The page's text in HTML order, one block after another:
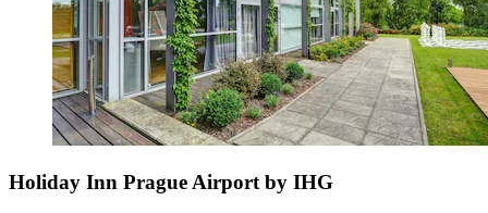
Holiday Inn Prague Airport by IHG